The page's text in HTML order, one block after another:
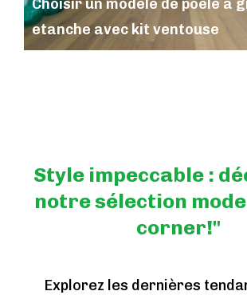
Choisir un modele de poele a
etanche avec kit ventouse
Style impeccable :
notre sélection
corner!"
Explorez les dernières